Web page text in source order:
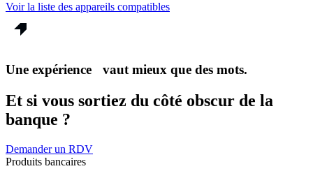
Voir la liste des appareils compatibles
Une expérience vaut mieux que des mots.
Et si vous sortiez du côté obscur de la
banque ?
Demander un RDV
Produits bancaires